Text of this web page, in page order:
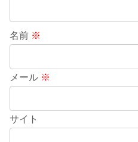
名前 ※
メール ※
サイト